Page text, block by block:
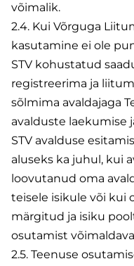
võimalik.
2.4. Kui Võrguga
kasutamine ei ole
STV kohustatud
registreerima ja
sõlmima avaldajaga
avalduste laekumise
STV avalduse
aluseks ka juhul, kui
loovutanud oma
teisele isikule või kui
märgitud ja isiku
osutamist
2.5. Teenuse